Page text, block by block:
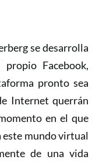
se desarrolla
Facebook,
pronto sea
Internet querrán
en el que
este mundo virtual
de una vida